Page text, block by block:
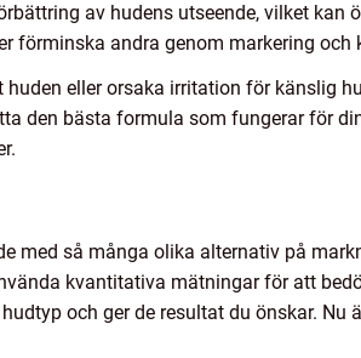
av hudens utseende, vilket
förminska andra genom markering och
eller orsaka irritation för känslig
den bästa formula som fungerar för
med så många olika alternativ på
kvantitativa mätningar för att
och ger de resultat du önskar.